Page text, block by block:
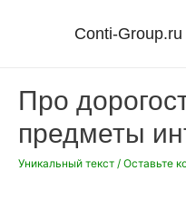
Conti-Group.ru
Про
предметы
Уникальный текст / Оставьте